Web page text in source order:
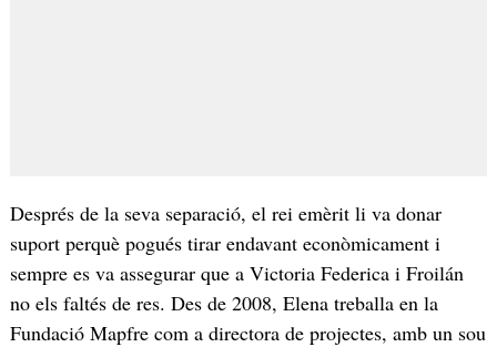
Després de la seva separació, el rei emèrit li va donar
suport perquè pogués tirar endavant econòmicament i
sempre es va assegurar que a Victoria Federica i Froilán
no els faltés de res. Des de 2008, Elena treballa en la
Fundació Mapfre com a directora de projectes, amb un sou